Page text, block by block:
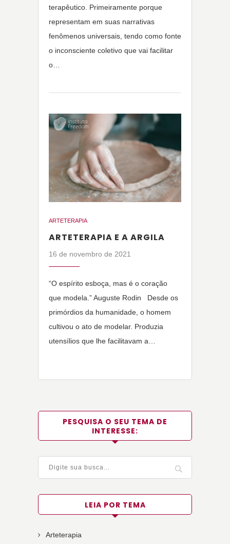
terapêutico. Primeiramente porque
representam em suas narrativas
fenômenos universais, tendo como fonte
o inconsciente coletivo que vai facilitar
o…
ARTETERAPIA
ARTETERAPIA E A ARGILA
16 de novembro de 2021
“O espírito esboça, mas é o coração
que modela.” Auguste Rodin Desde os
primórdios da humanidade, o homem
cultivou o ato de modelar. Produzia
utensílios que lhe facilitavam a…
PESQUISA O SEU TEMA DE
INTERESSE:
LEIA POR TEMA
Arteterapia